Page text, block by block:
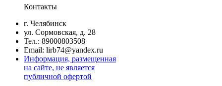
Контакты
г. Челябинск
ул. Сормовская, д. 28
Тел.: 89000803508
Email: lirb74@yandex.ru
Информация, размещенная
на сайте, не является
публичной офертой